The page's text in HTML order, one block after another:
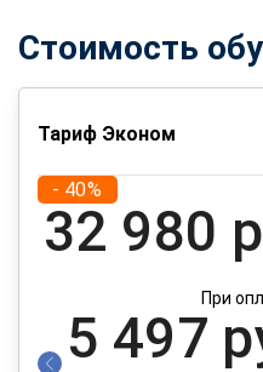
Стоимость
Тариф Эконом
- 40%
32 980
При
5 497